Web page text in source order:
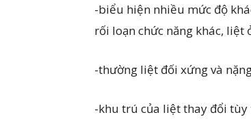
-biểu hiện nhiều mức độ
rối loạn chức năng khác, liệt
-thường liệt đối xứng và
-khu trú của liệt thay đổi tùy